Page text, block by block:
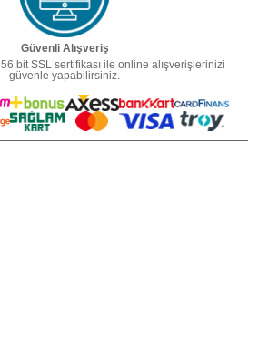
Güvenli Alışveriş
bit SSL sertifikası ile online alışverişlerinizi
güvenle yapabilirsiniz.